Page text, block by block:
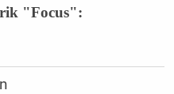
"Focus":